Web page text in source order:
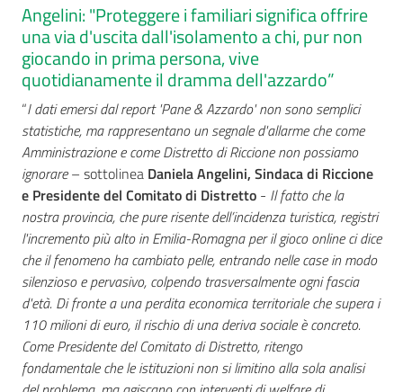
Angelini: "Proteggere i familiari significa offrire
una via d'uscita dall'isolamento a chi, pur non
giocando in prima persona, vive
quotidianamente il dramma dell'azzardo”
​“I dati emersi dal report 'Pane & Azzardo' non sono semplici
statistiche, ma rappresentano un segnale d'allarme che come
Amministrazione e come Distretto di Riccione non possiamo
ignorare– sottolinea Daniela Angelini, Sindaca di Riccione
e Presidente del Comitato di Distretto - Il fatto che la
nostra provincia, che pure risente dell’incidenza turistica, registri
l'incremento più alto in Emilia-Romagna per il gioco online ci dice
che il fenomeno ha cambiato pelle, entrando nelle case in modo
silenzioso e pervasivo, colpendo trasversalmente ogni fascia
d'età. Di fronte a una perdita economica territoriale che supera i
110 milioni di euro, il rischio di una deriva sociale è concreto.
Come Presidente del Comitato di Distretto, ritengo
fondamentale che le istituzioni non si limitino alla sola analisi